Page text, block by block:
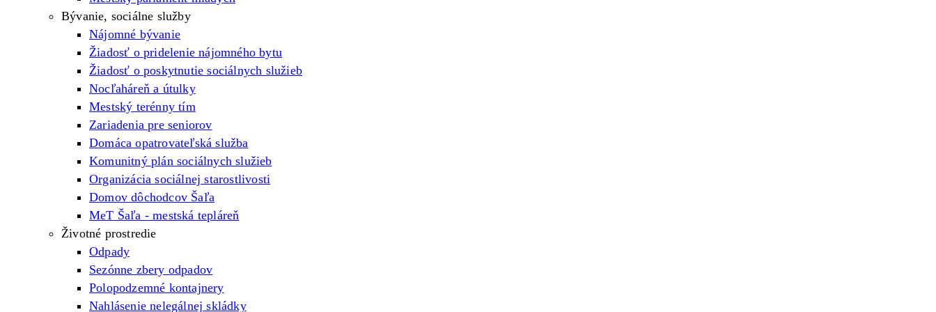
Bývanie, sociálne služby
Nájomné bývanie
Žiadosť o pridelenie nájomného bytu
Žiadosť o poskytnutie sociálnych služieb
Nocľaháreň a útulky
Mestský terénny tím
Zariadenia pre seniorov
Domáca opatrovateľská služba
Komunitný plán sociálnych služieb
Organizácia sociálnej starostlivosti
Domov dôchodcov Šaľa
MeT Šaľa - mestská tepláreň
Životné prostredie
Odpady
Sezónne zbery odpadov
Polopodzemné kontajnery
Nahlásenie nelegálnej skládky